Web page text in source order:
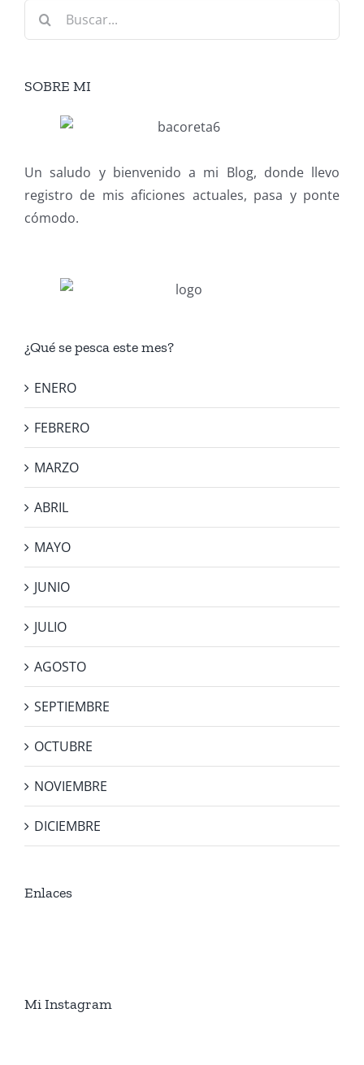
Buscar:
SOBRE MI
Un saludo y bienvenido a mi Blog, donde llevo
registro de mis aficiones actuales, pasa y ponte
cómodo.
¿Qué se pesca este mes?
ENERO
FEBRERO
MARZO
ABRIL
MAYO
JUNIO
JULIO
AGOSTO
SEPTIEMBRE
OCTUBRE
NOVIEMBRE
DICIEMBRE
Enlaces
Mi Instagram